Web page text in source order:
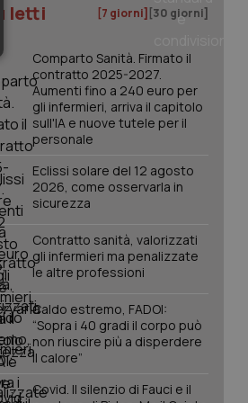
letti [7 giorni] [30 giorni]
Comparto Sanità. Firmato il
contratto 2025-2027.
Aumenti fino a 240 euro per
gli infermieri, arriva il capitolo
sull'IA e nuove tutele per il
personale
Eclissi solare del 12 agosto
2026, come osservarla in
sicurezza
Contratto sanità, valorizzati
gli infermieri ma penalizzate
le altre professioni
Caldo estremo, FADOI:
“Sopra i 40 gradi il corpo può
non riuscire più a disperdere
il calore”
Covid. Il silenzio di Fauci e il